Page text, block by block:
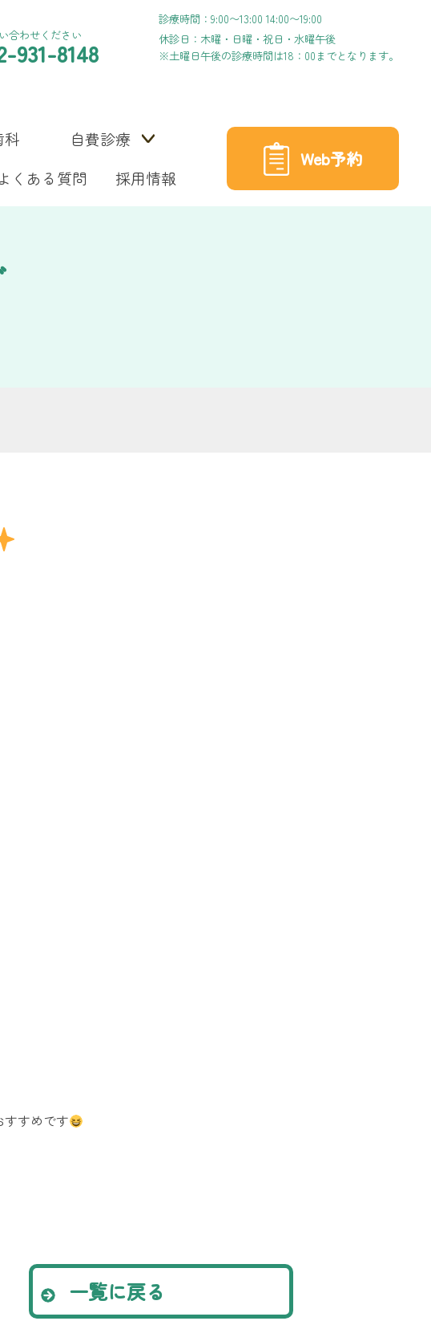
合わせください
931-8148
診療時間：9:00〜13:00 14:00〜19:00
休診日：木曜・日曜・祝日・水曜午後
※土曜日午後の診療時間は18：00までとなります。
Web予約
科
自費診療
よくある質問 採用情報
すめです
一覧に戻る